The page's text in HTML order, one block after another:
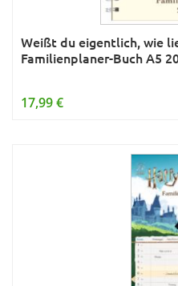
Weißt du eigentlich, wie
Familienplaner-Buch A5
17,99 €